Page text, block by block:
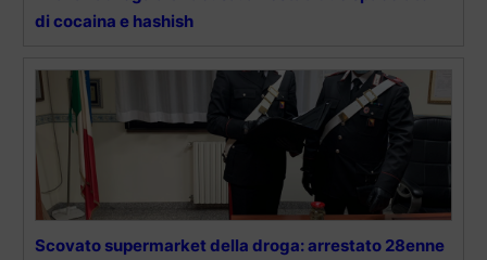
di cocaina e hashish
Scovato supermarket della droga: arrestato 28enne